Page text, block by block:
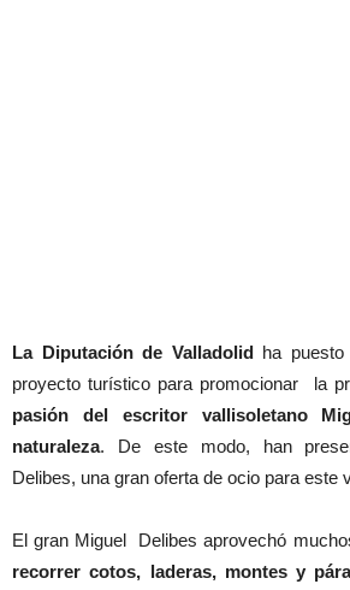
La Diputación de Valladolidha puesto
proyecto turístico para promocionar la
pasión del escritor vallisoletano
naturaleza. De este modo, han
Delibes, una gran oferta de ocio para este
El gran Miguel Delibes aprovechó
recorrer cotos, laderas, montes y